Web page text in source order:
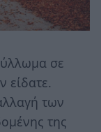
σε
είδατε.
των
της